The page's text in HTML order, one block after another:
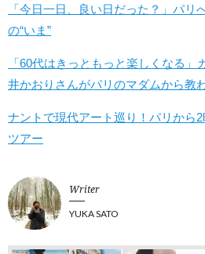
「今日一日、良い日だった？」パリ
の“いま”
「60代はきっともっと楽しくなる
井かおりさんがパリのマダムから教
ナントで現代アート巡り！パリから
ツアー
Writer
YUKA SATO